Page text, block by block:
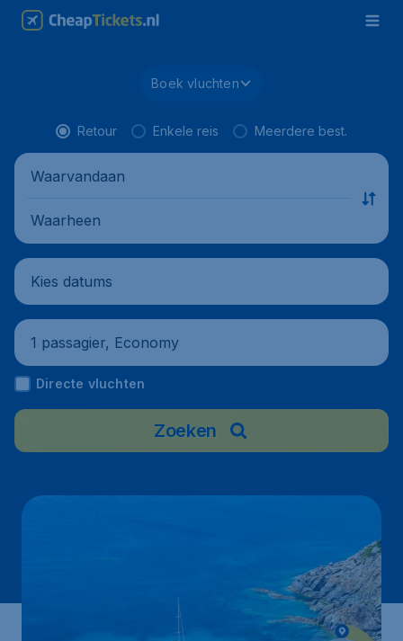
Boek vluchten
Retour Enkele reis Meerdere best.
Waarvandaan
Waarheen
Kies datums
1 passagier, Economy
Directe vluchten
Zoeken